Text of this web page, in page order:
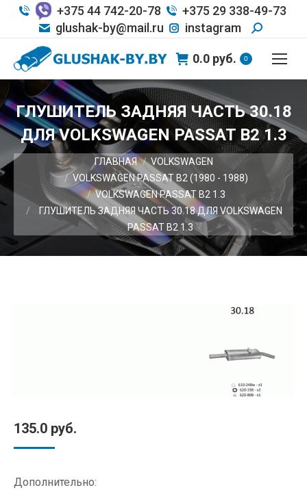
+375 44 742-20-78
+375 29 338-49-73
glushak-by@mail.ru
instagram
0.0 руб. 0
ГЛУШИТЕЛЬ ЗАДНЯЯ ЧАСТЬ 30.18
ДЛЯ VOLKSWAGEN PASSAT B2 1.3
Вы здесь: ГЛАВНАЯ
VOLKSWAGEN
VOLKSWAGEN PASSAT B2 (1980 - 1988)
VOLKSWAGEN PASSAT B2 1.3
ГЛУШИТЕЛЬ ЗАДНЯЯ ЧАСТЬ 30.18 ДЛЯ VOLKSWAGEN
PASSAT B2 1.3
135.0 руб.
Дополнительно: